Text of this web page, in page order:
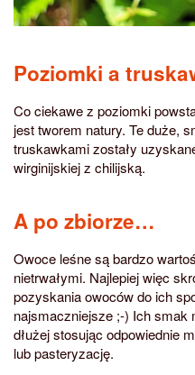
Poziomki a
Co ciekawe z poziomki
jest tworem natury. Te duże,
truskawkami zostały
wirginijskiej z chilijską.
A po zbiorze…
Owoce leśne są bardzo
nietrwałymi. Najlepiej więc
pozyskania owoców do ich
najsmaczniejsze ;-) Ich
dłużej stosując odpowiednie
lub pasteryzację.